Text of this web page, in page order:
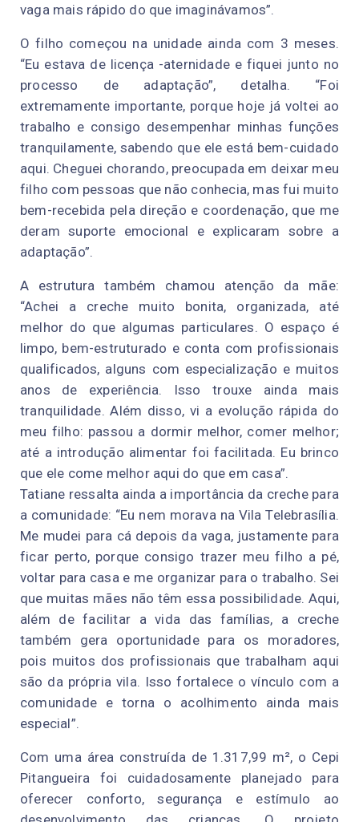
vaga mais rápido do que imaginávamos”.
O filho começou na unidade ainda com 3 meses.
“Eu estava de licença -aternidade e fiquei junto no
processo de adaptação”, detalha. “Foi
extremamente importante, porque hoje já voltei ao
trabalho e consigo desempenhar minhas funções
tranquilamente, sabendo que ele está bem-cuidado
aqui. Cheguei chorando, preocupada em deixar meu
filho com pessoas que não conhecia, mas fui muito
bem-recebida pela direção e coordenação, que me
deram suporte emocional e explicaram sobre a
adaptação”.
A estrutura também chamou atenção da mãe:
“Achei a creche muito bonita, organizada, até
melhor do que algumas particulares. O espaço é
limpo, bem-estruturado e conta com profissionais
qualificados, alguns com especialização e muitos
anos de experiência. Isso trouxe ainda mais
tranquilidade. Além disso, vi a evolução rápida do
meu filho: passou a dormir melhor, comer melhor;
até a introdução alimentar foi facilitada. Eu brinco
que ele come melhor aqui do que em casa”.
Tatiane ressalta ainda a importância da creche para
a comunidade: “Eu nem morava na Vila Telebrasília.
Me mudei para cá depois da vaga, justamente para
ficar perto, porque consigo trazer meu filho a pé,
voltar para casa e me organizar para o trabalho. Sei
que muitas mães não têm essa possibilidade. Aqui,
além de facilitar a vida das famílias, a creche
também gera oportunidade para os moradores,
pois muitos dos profissionais que trabalham aqui
são da própria vila. Isso fortalece o vínculo com a
comunidade e torna o acolhimento ainda mais
especial”.
Com uma área construída de 1.317,99 m², o Cepi
Pitangueira foi cuidadosamente planejado para
oferecer conforto, segurança e estímulo ao